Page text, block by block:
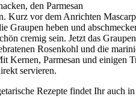
den Parmesan
Kurz vor dem Anrichten
Graupen heben und
cremig sein. Jetzt das
Rosenkohl und die
Kernen, Parmesan und einigen
servieren.
Rezepte findet Ihr auch